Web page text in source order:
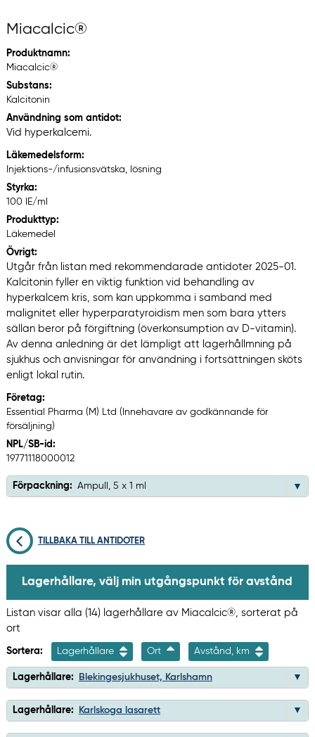
Miacalcic®
Produktnamn:
Miacalcic®
Substans:
Kalcitonin
Användning som antidot:
Vid hyperkalcemi.
Läkemedelsform:
Injektions-/infusionsvätska, lösning
Styrka:
100 IE/ml
Produkttyp:
Läkemedel
Övrigt:
Utgår från listan med rekommendarade antidoter 2025-01.
Kalcitonin fyller en viktig funktion vid behandling av
hyperkalcem kris, som kan uppkomma i samband med
malignitet eller hyperparatyroidism men som bara ytters
sällan beror på förgiftning (överkonsumption av D-vitamin).
Av denna anledning är det lämpligt att lagerhållmning på
sjukhus och anvisningar för användning i fortsättningen sköts
enligt lokal rutin.
Företag:
Essential Pharma (M) Ltd (Innehavare av godkännande för
försäljning)
NPL/SB-id:
19771118000012
Förpackning: Ampull, 5 x 1 ml
TILLBAKA TILL ANTIDOTER
Lagerhållare, välj min utgångspunkt för avstånd
Listan visar alla (14) lagerhållare av Miacalcic®, sorterat på
ort
Sortera: Lagerhållare Ort Avstånd, km
Lagerhållare: Blekingesjukhuset, Karlshamn
Lagerhållare: Karlskoga lasarett